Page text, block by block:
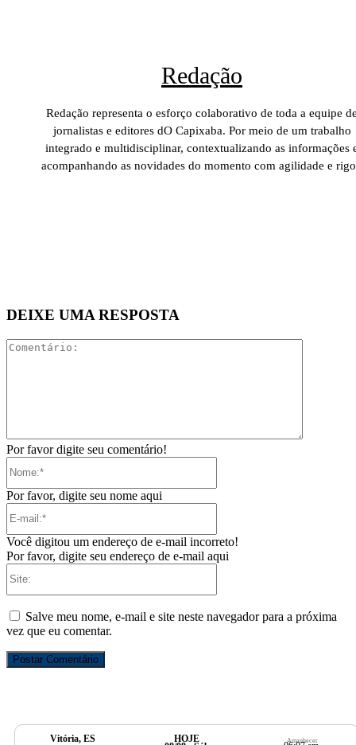
Redação
Redação representa o esforço colaborativo de toda a equipe
jornalistas e editores dO Capixaba. Por meio de um trabalho
integrado e multidisciplinar, contextualizando as informações
acompanhando as novidades do momento com agilidade e
DEIXE UMA RESPOSTA
Por favor digite seu comentário!
Por favor, digite seu nome aqui
Você digitou um endereço de e-mail incorreto!
Por favor, digite seu endereço de e-mail aqui
Salve meu nome, e-mail e site neste navegador para a próxima
vez que eu comentar.
Vitória, ES HOJE Amanhecer